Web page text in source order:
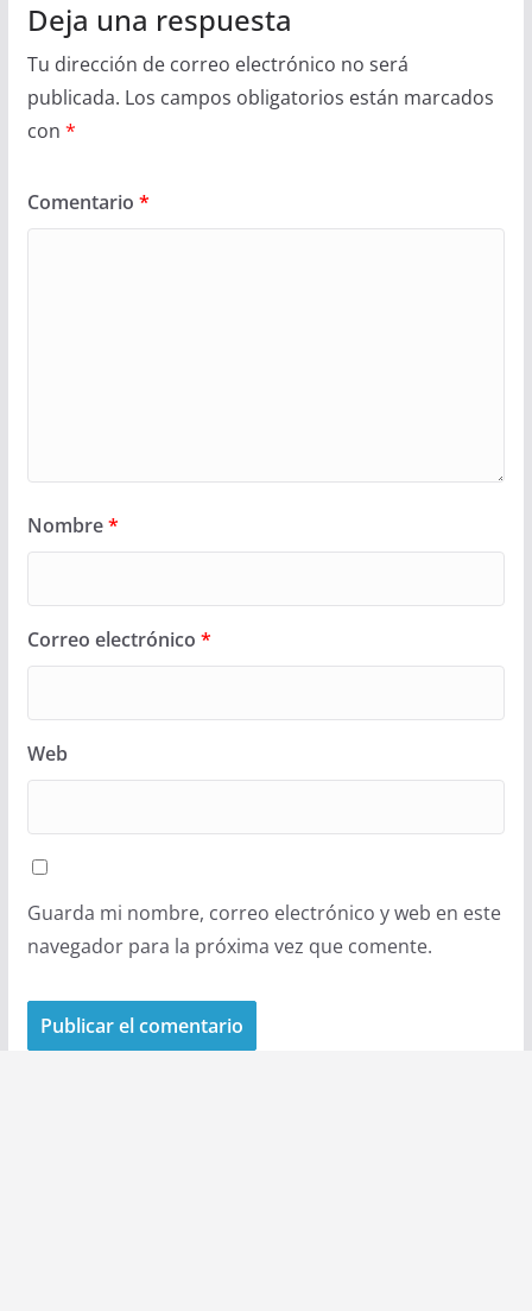
Deja una respuesta
Tu dirección de correo electrónico no será
publicada. Los campos obligatorios están marcados
con *
Comentario *
Nombre*
Correo electrónico *
Web
Guarda mi nombre, correo electrónico y web en este
navegador para la próxima vez que comente.